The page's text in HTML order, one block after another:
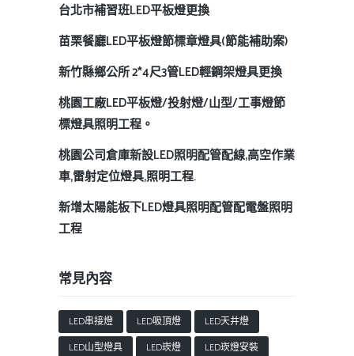
台北市補習班LED平板燈更換
苗栗餐廳LED平板燈節標章燈具(節能補助案)
新竹縣鄉公所 2*4尺3管LED輕鋼架燈具更換
桃園工廠LED平板燈/投射燈/山型/工事燈節
標燈具照明工程。
桃園公司倉庫新設LED照明配管配線,高空作業
車,雷射定位燈具,照明工程.
新增太陽能板下LED燈具照明配管配電盤照明
工程
常見內容
LED串接燈 LED吸頂燈
LED天井燈
LED山型燈具
LED崁燈
LED崁燈安裝